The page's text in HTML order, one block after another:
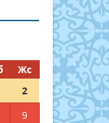
Жс
2
9